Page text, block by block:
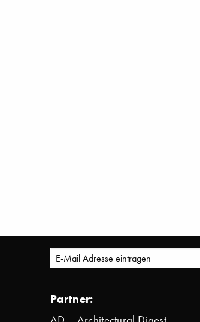
Partner: